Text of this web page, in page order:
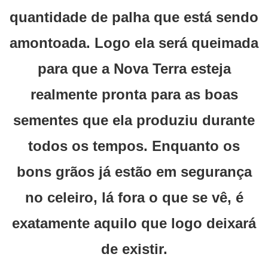
quantidade de palha que está sendo
amontoada. Logo ela será queimada
para que a Nova Terra esteja
realmente pronta para as boas
sementes que ela produziu durante
todos os tempos. Enquanto os
bons grãos já estão em segurança
no celeiro, lá fora o que se vê, é
exatamente aquilo que logo deixará
de existir.